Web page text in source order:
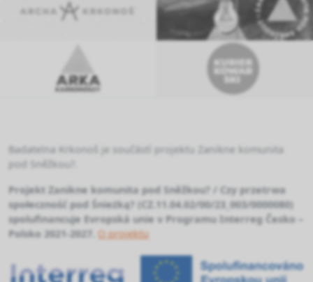
Badatelna Krkonoš je součástí projektu Zanikne komunita
pod Sněžkou?.
Projekt Zanikne komunita pod Sněžkou? / Czy przetrwa
społeczność pod Śnieżką? (CZ.11.04.02/00/23_003/0000080)
spolufinancuje Evropská unie v Programu Interreg Česko –
Polsko 2021-2027. O projektu